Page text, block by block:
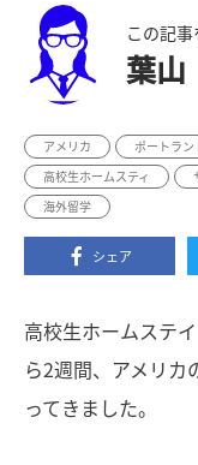
この記
葉山
アメリカ ポートラン
高校生ホームスティ
海外留学
シェア
高校生ホームステ
ら2週間、アメリ
ってきました。